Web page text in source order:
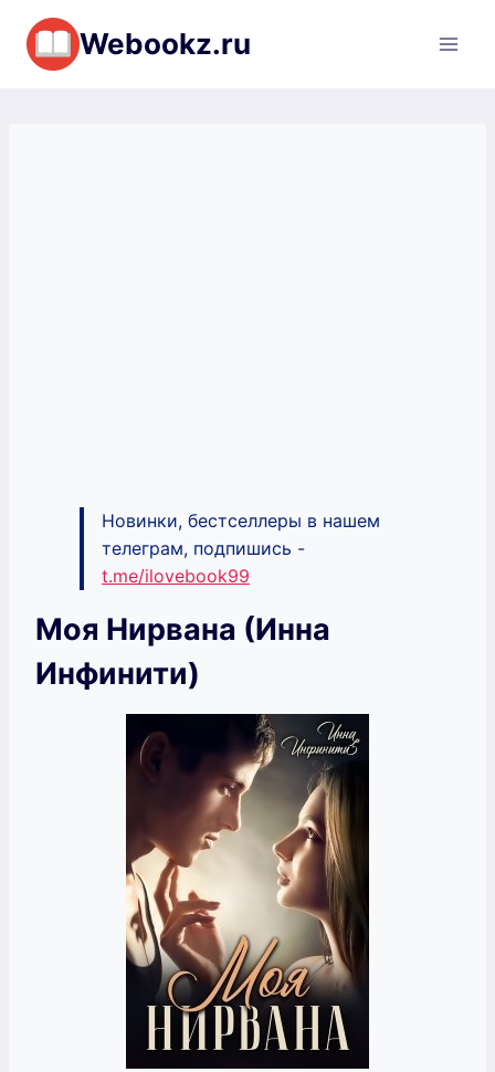
Перейти
содержимому
Webookz.ru
Новинки, бестселлеры в нашем
телеграм, подпишись -
t.me/ilovebook99
Моя Нирвана (Инна
Инфинити)